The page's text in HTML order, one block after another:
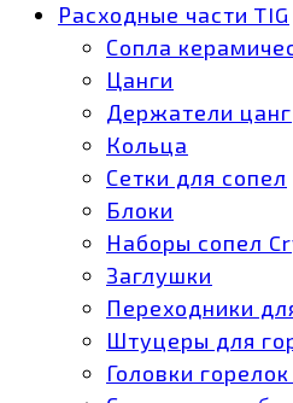
Расходные части TIG
Сопла
Цанги
Держатели цанг
Кольца
Сетки для сопел
Блоки
Наборы сопел
Заглушки
Переходники
Штуцеры для
Головки горелок